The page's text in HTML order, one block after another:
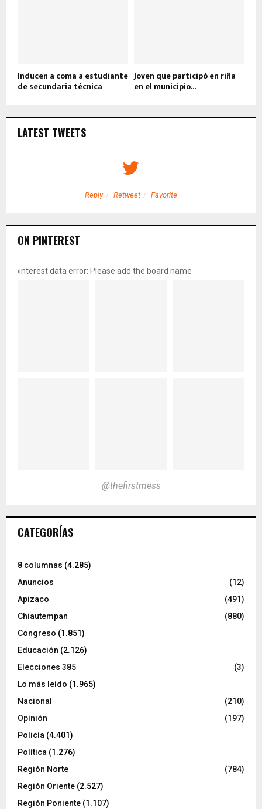
Inducen a coma a estudiante
de secundaria técnica
Joven que participó en riña
en el municipio...
LATEST TWEETS
Reply Retweet Favorite
ON PINTEREST
pinterest data error: Please add the board name
@thefirstmess
CATEGORÍAS
8 columnas (4.285)
Anuncios
(12)
Apizaco
(491)
Chiautempan
(880)
Congreso (1.851)
Educación (2.126)
Elecciones 385
(3)
Lo más leído (1.965)
Nacional
(210)
Opinión
(197)
Policía (4.401)
Política (1.276)
Región Norte
(784)
Región Oriente (2.527)
Región Poniente (1.107)